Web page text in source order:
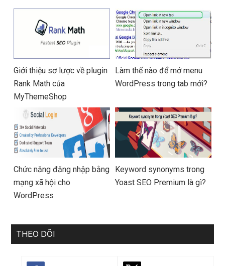
Giới thiệu sơ lược về plugin
Rank Math của
MyThemeShop
Làm thế nào để mở menu
WordPress trong tab mới?
Chức năng đăng nhập bằng
mạng xã hội cho
WordPress
Keyword synonyms trong
Yoast SEO Premium là gì?
THEO DÕI